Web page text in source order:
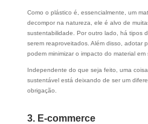
Como o plástico é, essencialmente, um
decompor na natureza, ele é alvo de
sustentabilidade. Por outro lado, há tipos
serem reaproveitados. Além disso, adotar
podem minimizar o impacto do material em
Independente do que seja feito, uma
sustentável está deixando de ser um
obrigação.
3. E-commerce